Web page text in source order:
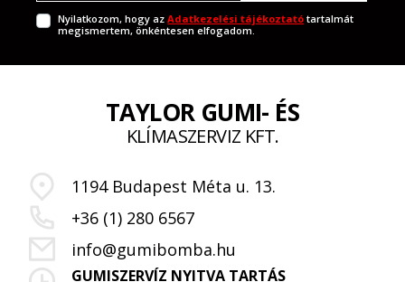
Nyilatkozom, hogy azAdatkezelési tájékoztató tartalmát
megismertem, önkéntesen elfogadom.
TAYLOR GUMI- ÉS
KLÍMASZERVIZ KFT.
1194 Budapest Méta u. 13.
+36 (1) 280 6567
info@gumibomba.hu
GUMISZERVÍZ NYITVA TARTÁS